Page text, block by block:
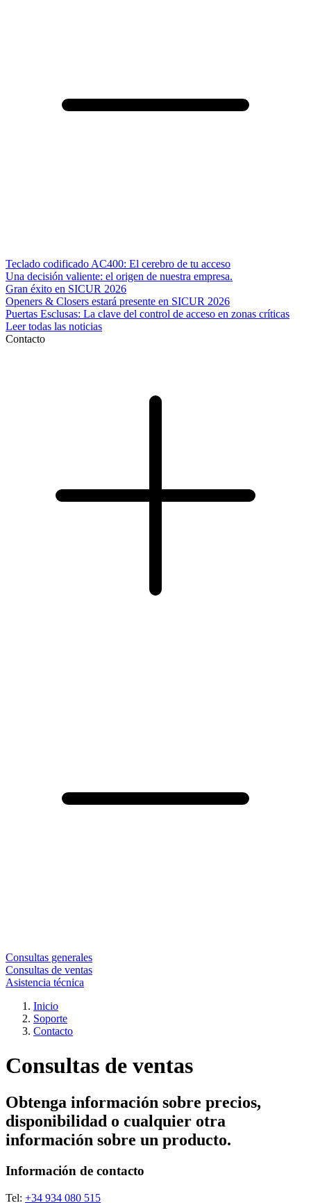
Teclado codificado AC400: El cerebro de tu acceso
Una decisión valiente: el origen de nuestra empresa.
Gran éxito en SICUR 2026
Openers & Closers estará presente en SICUR 2026
Puertas Esclusas: La clave del control de acceso en zonas críticas
Leer todas las noticias
Contacto
Consultas generales
Consultas de ventas
Asistencia técnica
Inicio
Soporte
Contacto
Consultas de ventas
Obtenga información sobre precios,
disponibilidad o cualquier otra
información sobre un producto.
Información de contacto
Tel: +34 934 080 515